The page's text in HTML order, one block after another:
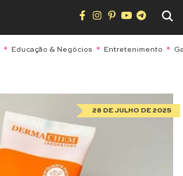
Educação & Negócios Entretenimento
28 DE JULHO DE 2025